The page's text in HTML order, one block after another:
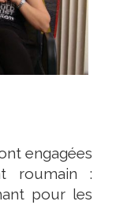
engagées
roumain :
pour les